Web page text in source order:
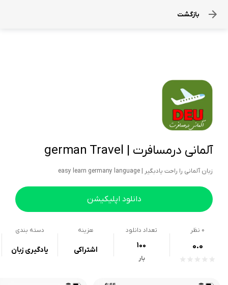
بازگشت
آلمانی درمسافرت | german Travel
زبان آلمانی را راحت یادبگیر | easy learn germany language
دانلود اپلیکیشن
0 نظر
0.0
تعداد دانلود
100
بار
هزینه
اشتراکی
دسته بندی
یادگیری زبان